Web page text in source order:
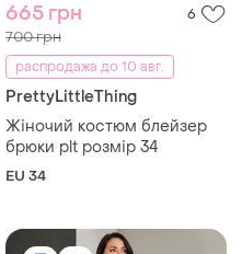
665 грн 6
700 грн
распродажа до 10 авг.
PrettyLittleThing
Жіночий костюм блейзер
брюки plt розмір 34
EU 34